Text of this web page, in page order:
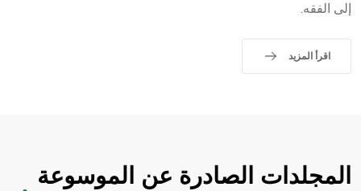
إلى الفقه.
اقرأ المزيد
المجلدات الصادرة عن الموسوعة